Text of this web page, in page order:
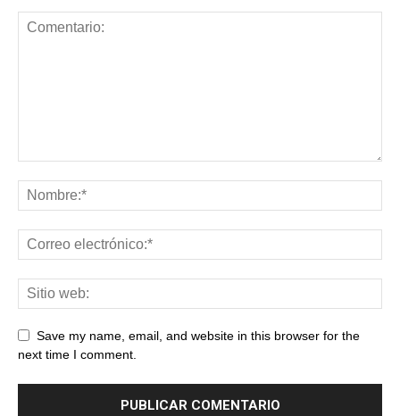
Save my name, email, and website in this browser for the
next time I comment.